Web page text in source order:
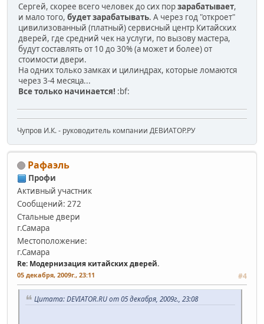
Сергей, скорее всего человек до сих порзарабатывает,
и мало того, будет зарабатывать. А через год "откроет"
цивилизованный (платный) сервисный центр Китайских
дверей, где средний чек на услуги, по вызову мастера,
будут составлять от 10 до 30% (а может и более) от
стоимости двери.
На одних только замках и цилиндрах, которые ломаются
через 3-4 месяца...
Все только начинается! :bf:
Чупров И.К. - руководитель компании ДЕВИАТОР.РУ
Рафаэль
Профи
Активный участник
Сообщений: 272
Стальные двери
г.Самара
Местоположение:
г.Самара
Re: Модернизация китайских дверей.
05 декабря, 2009г., 23:11 #4
Цитата: DEVIATOR.RU от 05 декабря, 2009г., 23:08